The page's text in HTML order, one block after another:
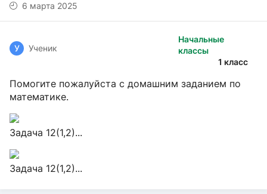
6 марта 2025
Начальные
классы
1 класс
У Ученик
Помогите пожалуйста с домашним заданием по
математике.
Задача 12(1,2)...
Задача 12(1,2)...